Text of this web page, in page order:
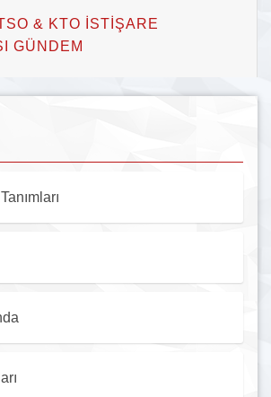
& KTO İSTİŞARE
GÜNDEM